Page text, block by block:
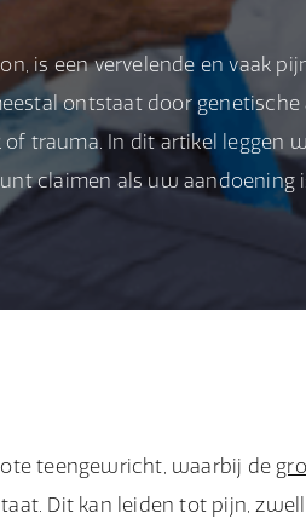
is een vervelende en vaak
ontstaat door
trauma. In dit artikel leggen
claimen als uw
teengewricht, waarbij de
Dit kan leiden tot pijn,